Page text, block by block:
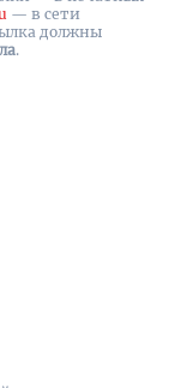
— в сети
должны
.